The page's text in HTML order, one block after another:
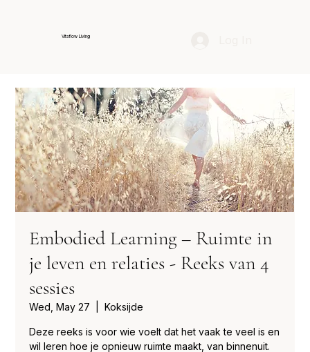
Vitaflow Living
Embodied Learning – Ruimte in
je leven en relaties - Reeks van 4
sessies
Wed, May 27
  |
Koksijde
Deze reeks is voor wie voelt dat het vaak te veel is en
wil leren hoe je opnieuw ruimte maakt, van binnenuit.